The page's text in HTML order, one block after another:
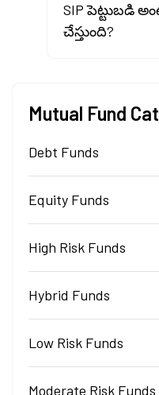
SIP పెట్టుబడి
చేస్తుంది?
Mutual Fund
Debt Funds
Equity Funds
High Risk Funds
Hybrid Funds
Low Risk Funds
Moderate Risk Funds